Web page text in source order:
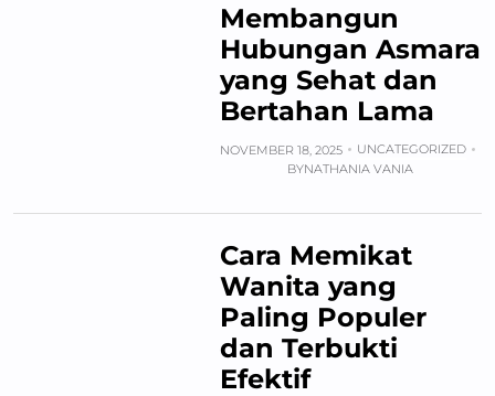
Membangun
Hubungan Asmara
yang Sehat dan
Bertahan Lama
NOVEMBER 18, 2025
UNCATEGORIZED
BYNATHANIA VANIA
Cara Memikat
Wanita yang
Paling Populer
dan Terbukti
Efektif